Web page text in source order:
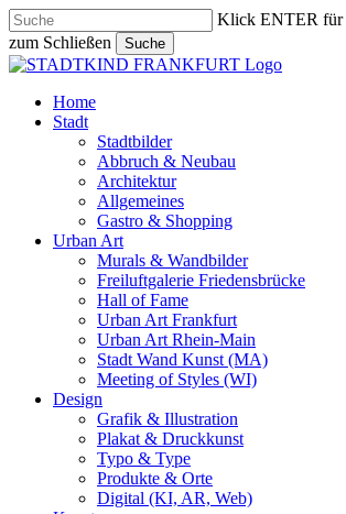
Skip
to
main
content
Klick ENTER für
zum Schließen
Suche
Close
search
Menu
Home
Stadt
Stadtbilder
Abbruch & Neubau
Architektur
Allgemeines
Gastro & Shopping
Urban Art
Murals & Wandbilder
Freiluftgalerie Friedensbrücke
Hall of Fame
Urban Art Frankfurt
Urban Art Rhein-Main
Stadt Wand Kunst (MA)
Meeting of Styles (WI)
Design
Grafik & Illustration
Plakat & Druckkunst
Typo & Type
Produkte & Orte
Digital (KI, AR, Web)